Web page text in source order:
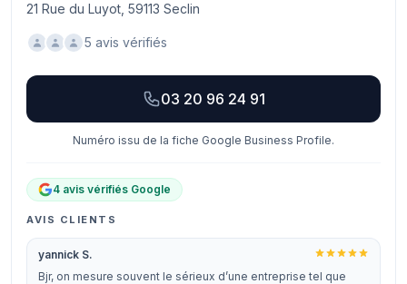
21 Rue du Luyot, 59113 Seclin
5 avis vérifiés
03 20 96 24 91
Numéro issu de la fiche Google Business Profile.
4 avis vérifiés Google
AVIS CLIENTS
yannick S.
Bjr, on mesure souvent le sérieux d’une entreprise tel que